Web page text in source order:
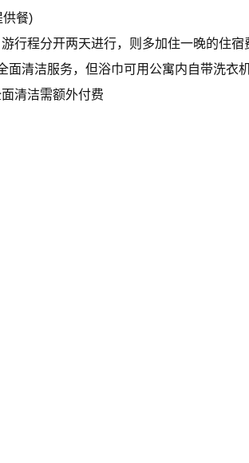
供餐)
行程分开两天进行，则多加住一晚的住宿
面清洁服务，但浴巾可用公寓内自带洗衣
清洁需额外付费